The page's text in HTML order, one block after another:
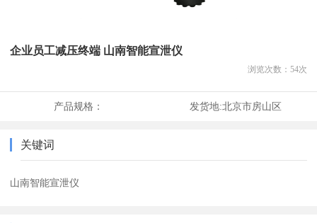
企业员工减压终端 山南智能宣泄仪
浏览次数： 54次
产品规格： 发货地:北京市房山区
关键词
山南智能宣泄仪